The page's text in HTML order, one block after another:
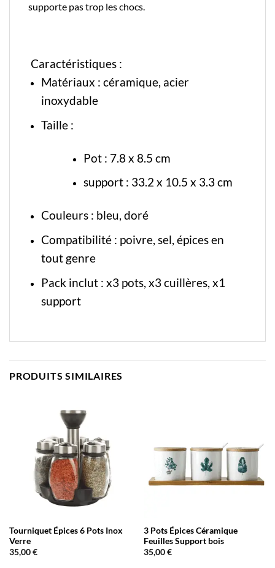
supporte pas trop les chocs.
Caractéristiques :
Matériaux : céramique, acier
inoxydable
Taille :
Pot : 7.8 x 8.5 cm
support : 33.2 x 10.5 x 3.3 cm
Couleurs : bleu, doré
Compatibilité : poivre, sel, épices en
tout genre
Pack inclut : x3 pots, x3 cuillères, x1
support
PRODUITS SIMILAIRES
Tourniquet Épices 6 Pots Inox
Verre
35,00€
3 Pots Épices Céramique
Feuilles Support bois
35,00€